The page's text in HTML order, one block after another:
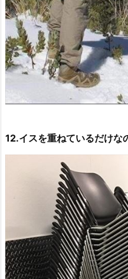
12.イスを重ねているだけな